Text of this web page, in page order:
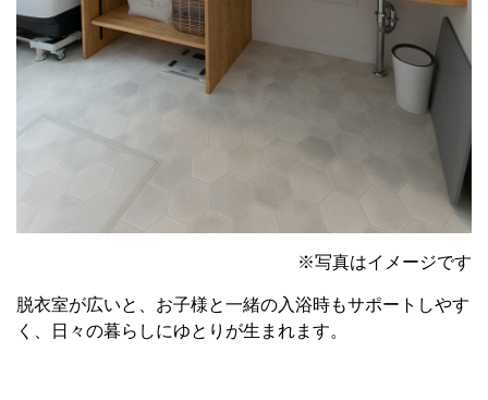
※写真はイメージです
脱衣室が広いと、お子様と一緒の入浴時もサポートしやす
く、日々の暮らしにゆとりが生まれます。